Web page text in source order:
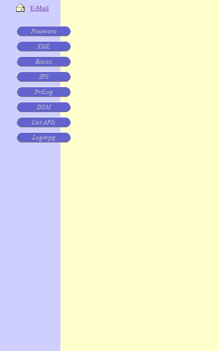
E-Mail